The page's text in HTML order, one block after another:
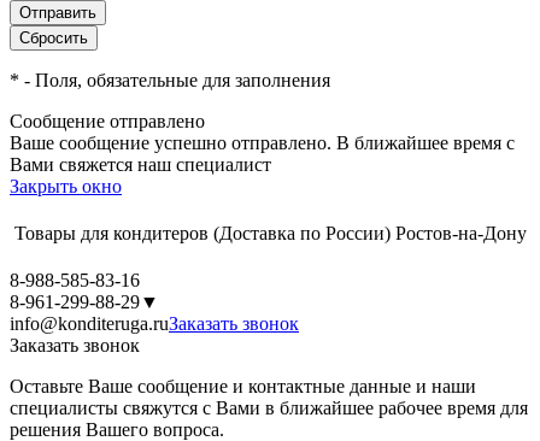
* - Поля, обязательные для заполнения
Сообщение отправлено
Ваше сообщение успешно отправлено. В ближайшее время с
Вами свяжется наш специалист
Закрыть окно
Товары для кондитеров (Доставка по России) Ростов-на-Дону
8-988-585-83-16
8-961-299-88-29▼
info@konditeruga.ruЗаказать звонок
Заказать звонок
Оставьте Ваше сообщение и контактные данные и наши
специалисты свяжутся с Вами в ближайшее рабочее время для
решения Вашего вопроса.